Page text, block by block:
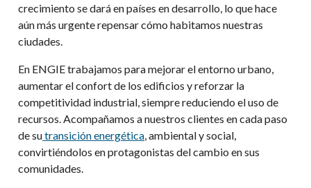
crecimiento se dará en países en desarrollo, lo que hace
aún más urgente repensar cómo habitamos nuestras
ciudades.
En ENGIE trabajamos para mejorar el entorno urbano,
aumentar el confort de los edificios y reforzar la
competitividad industrial, siempre reduciendo el uso de
recursos. Acompañamos a nuestros clientes en cada paso
de sutransición energética, ambiental y social,
convirtiéndolos en protagonistas del cambio en sus
comunidades.